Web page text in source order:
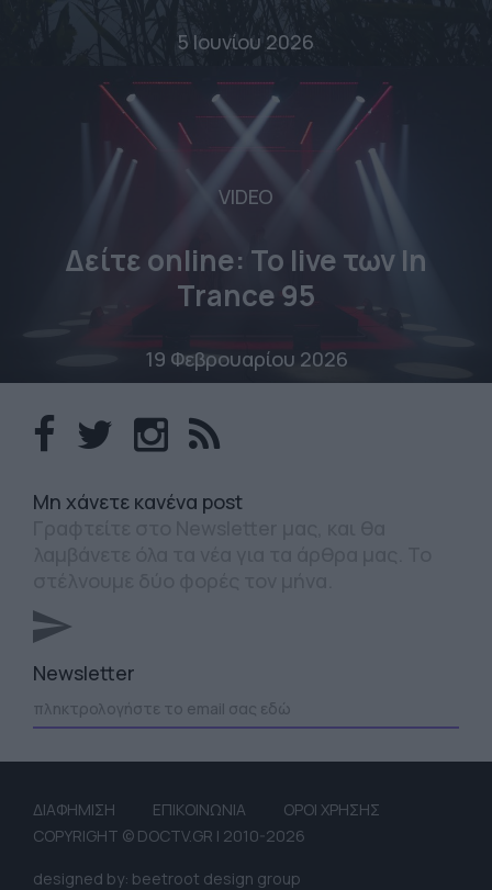
5 Ιουνίου 2026
VIDEO
Δείτε online: To live των In
Trance 95
19 Φεβρουαρίου 2026
Mη χάνετε κανένα post
Newsletter
ΔΙΑΦΗΜΙΣΗ ΕΠΙΚΟΙΝΩΝΙΑ
ΟΡΟΙ ΧΡΗΣΗΣ
COPYRIGHT © DOCTV.GR | 2010-2026
designed by: beetroot design group